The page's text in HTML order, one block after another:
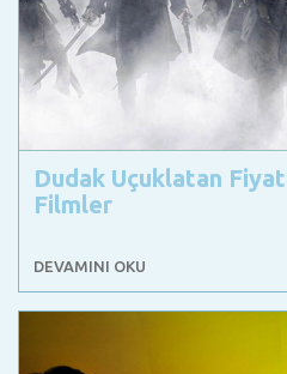
Dudak Uçuklatan
Filmler
DEVAMINI OKU